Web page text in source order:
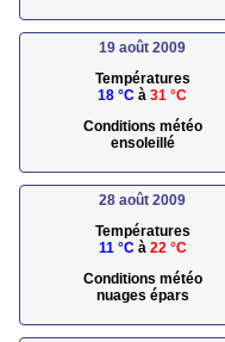
19 août 2009
Températures
18 °C à 31 °C
Conditions météo
ensoleillé
28 août 2009
Températures
11 °Cà 22 °C
Conditions météo
nuages épars